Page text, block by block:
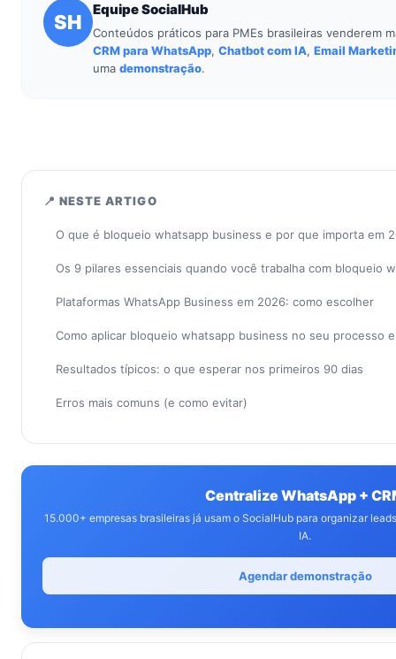
SH
Equipe SocialHub
Conteúdos práticos para PMEs brasileiras venderem
CRM para WhatsApp, Chatbot com IA, Email
uma demonstração.
📍 NESTE ARTIGO
O que é bloqueio whatsapp business e por que importa em
Os 9 pilares essenciais quando você trabalha com bloqueio
Plataformas WhatsApp Business em 2026: como escolher
Como aplicar bloqueio whatsapp business no seu processo
Resultados típicos: o que esperar nos primeiros 90 dias
Erros mais comuns (e como evitar)
Centralize WhatsApp +
15.000+ empresas brasileiras já usam o SocialHub para organizar
IA.
Agendar demonstração